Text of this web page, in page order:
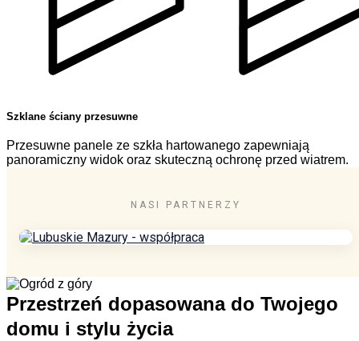
Szklane ściany przesuwne
Przesuwne panele ze szkła hartowanego zapewniają
panoramiczny widok oraz skuteczną ochronę przed wiatrem.
NASI PARTNERZY
Przestrzeń dopasowana do Twojego
domu i stylu życia